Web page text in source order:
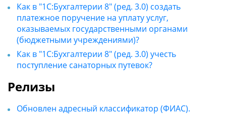
Как в "1С:Бухгалтерии 8" (ред. 3.0) создать
платежное поручение на уплату услуг,
оказываемых государственными органами
(бюджетными учреждениями)?
Как в "1С:Бухгалтерии 8" (ред. 3.0) учесть
поступление санаторных путевок?
Релизы
Обновлен адресный классификатор (ФИАС).